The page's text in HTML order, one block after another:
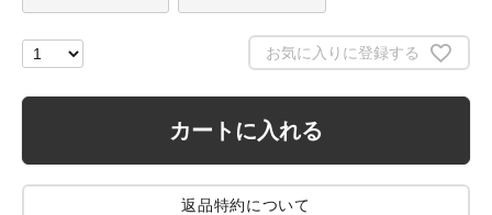
お気に入りに登録する
カートに入れる
返品特約について